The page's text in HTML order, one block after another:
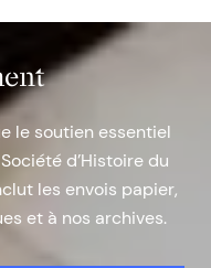
le soutien essentiel
d’Histoire du
les envois papier,
et à nos archives.